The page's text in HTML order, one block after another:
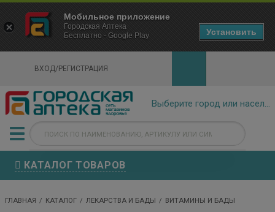
ВХОД/РЕГИСТРАЦИЯ
КАТАЛОГ ТОВАРОВ
ГЛАВНАЯ КАТАЛОГ ЛЕКАРСТВА И БАДЫ ВИТАМИНЫ И БАДЫ
×
Городская Аптека Маркетплейс
- In Google Play
Мобильное приложение
Городская Аптека
Бесплатно - Google Play
Установить